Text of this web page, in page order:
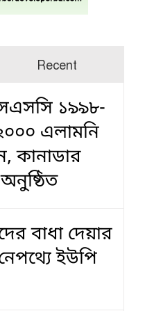
Recent
১৯৯৮-
এলামনি
কানাডার
বাধা দেয়ার
ইউপি